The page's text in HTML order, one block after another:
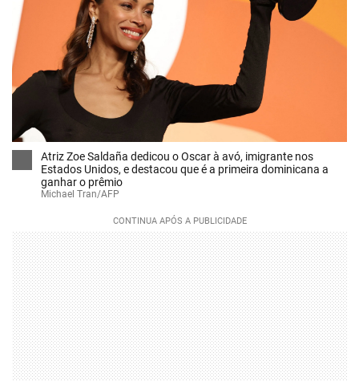
Atriz Zoe Saldaña dedicou o Oscar à avó, imigrante nos
Estados Unidos, e destacou que é a primeira dominicana a
ganhar o prêmio
Michael Tran/AFP